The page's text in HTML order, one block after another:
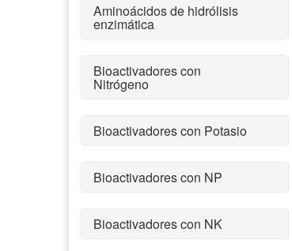
Aminoácidos de hidrólisis
enzimática
Bioactivadores con
Nitrógeno
Bioactivadores con Potasio
Bioactivadores con NP
Bioactivadores con NK